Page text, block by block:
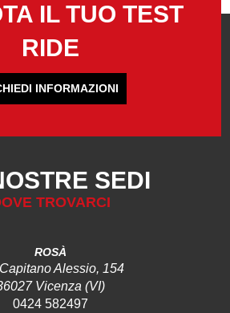
IL TUO TEST
RIDE
INFORMAZIONI
SEDI
TROVARCI
ROSÀ
Alessio, 154
Vicenza (VI)
0424 582497